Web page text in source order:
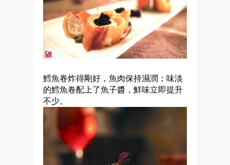
鱈魚卷炸得剛好，魚肉保持濕潤；味淡
的鱈魚卷配上了魚子醬，鮮味立即提升
不少。